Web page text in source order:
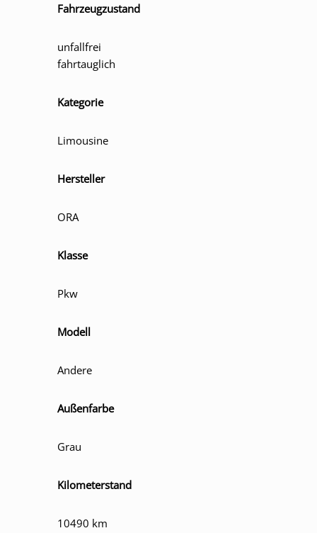
Fahrzeugzustand
unfallfrei
fahrtauglich
Kategorie
Limousine
Hersteller
ORA
Klasse
Pkw
Modell
Andere
Außenfarbe
Grau
Kilometerstand
10490 km